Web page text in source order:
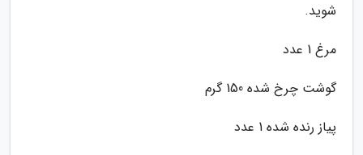
شوید.
مرغ 1 عدد
گوشت چرخ شده 150 گرم
پیاز رنده شده 1 عدد